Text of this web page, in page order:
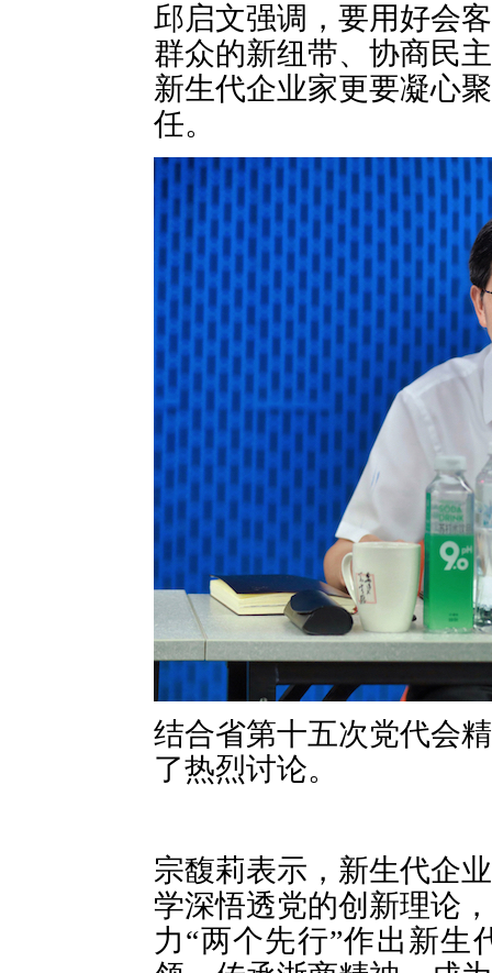
邱启文强调，要用好会
群众的新纽带、协商民
新生代企业家更要凝心
任。
结合省第十五次党代会
了热烈讨论。
宗馥莉表示，新生代企
学深悟透党的创新理论
力“两个先行”作出新生